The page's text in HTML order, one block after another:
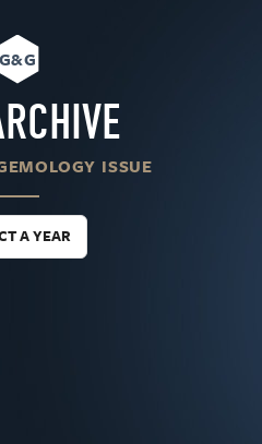
G&G
ISSUE
A YEAR